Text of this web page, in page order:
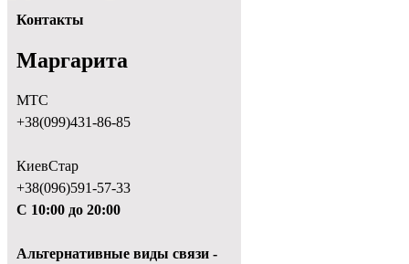
Контакты
Маргарита
МТС
+38(099)431-86-85
КиевСтар
+38(096)591-57-33
С 10:00 до 20:00
Альтернативные виды связи -